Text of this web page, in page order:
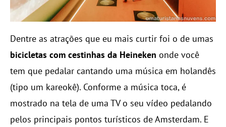
Dentre as atrações que eu mais curtir foi o de umas
bicicletas com cestinhas da Heineken onde você
tem que pedalar cantando uma música em holandês
(tipo um kareokê). Conforme a música toca, é
mostrado na tela de uma TV o seu vídeo pedalando
pelos principais pontos turísticos de Amsterdam. E